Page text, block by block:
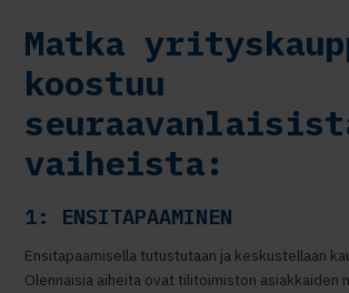
Matka
koostuu
vaiheista:
1: ENSITAPAAMINEN
Ensitapaamisella tutustutaan ja keskustellaan
Olennaisia aiheita ovat tilitoimiston asiakkaiden